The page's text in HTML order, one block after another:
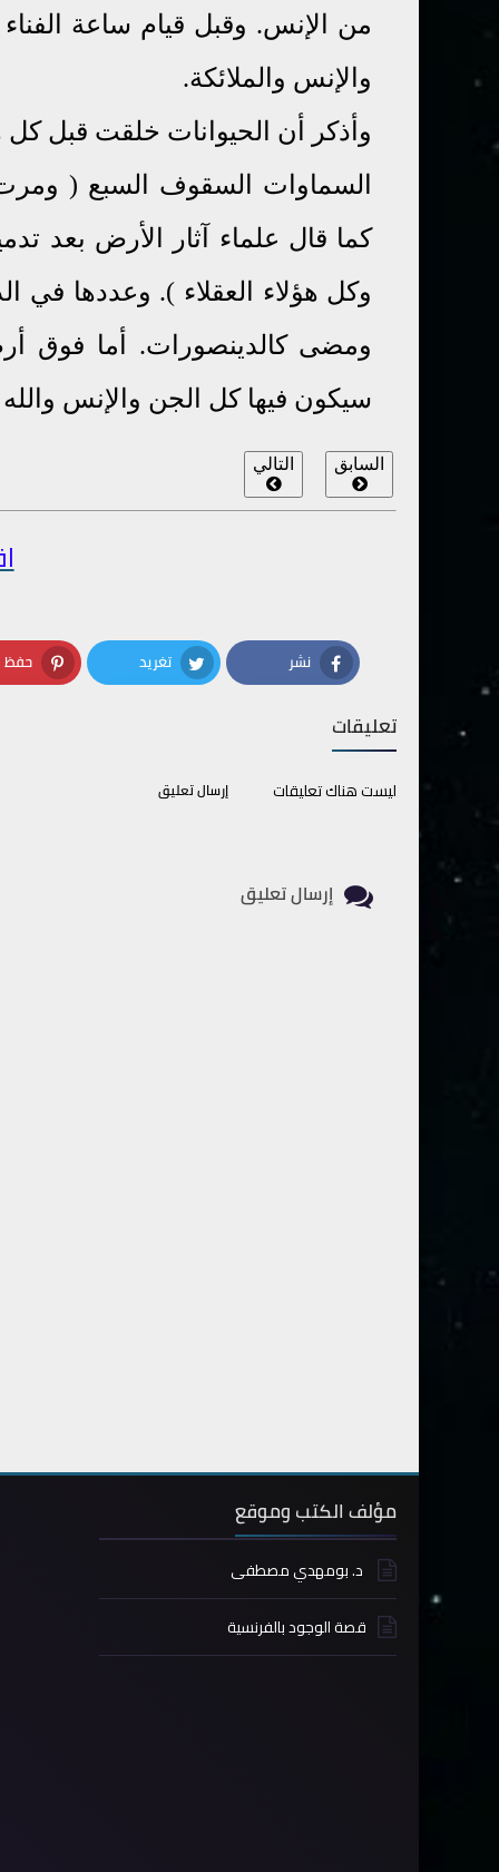
من الإنس. وقبل قيام ساعة
والإنس والملائكة.
وأذكر أن الحيوانات خلقت قبل كل
السماوات السقوف السبع (
كما قال علماء آثار الأرض بعد
وكل هؤلاء العقلاء ). وعددها في
ومضى كالدينصورات. أما فوق
سيكون فيها كل الجن والإنس
السابق التالي
نشر
Facebook
تغريد
Twitter
حفظ
تعليقات
ليست هناك تعليقات إرسال تعليق
إرسال تعليق
مؤلف الكتب وموقع
د. بومهدي مصطفى
قصة الوجود بالفرنسية